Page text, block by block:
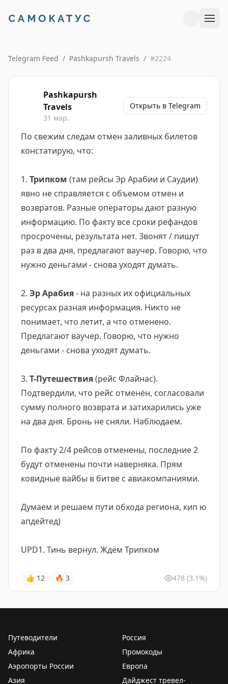
Telegram Feed / Pashkapursh Travels / #2224
Pashkapursh
Travels
31 мар.
Открыть в Telegram
По свежим следам отмен заливных билетов
констатирую, что:
1. Трипком (там рейсы Эр Арабии и Саудии)
явно не справляется с объемом отмен и
возвратов. Разные операторы дают разную
информацию. По факту все сроки рефандов
просрочены, результата нет. Звонят / пишут
раз в два дня, предлагают ваучер. Говорю, что
нужно деньгами - снова уходят думать.
2. Эр Арабия- на разных их официальных
ресурсах разная информация. Никто не
понимает, что летит, а что отменено.
Предлагают ваучер. Говорю, что нужно
деньгами - снова уходят думать.
3. Т-Путешествия(рейс Флайнас).
Подтвердили, что рейс отменён, согласовали
сумму полного возврата и затихарились уже
на два дня. Бронь не сняли. Наблюдаем.
По факту 2/4 рейсов отменены, последние 2
будут отменены почти наверняка. Прям
ковидные вайбы в битве с авиакомпаниями.
Думаем и решаем пути обхода региона, кип ю
апдейтед)
UPD1. Тинь вернул. Ждём Трипком
👍 12 🔥 3 478 (3.1%)
Путеводители
Россия
Африка
Промокоды
Аэропорты России
Европа
Азия
Дайджест тревел-